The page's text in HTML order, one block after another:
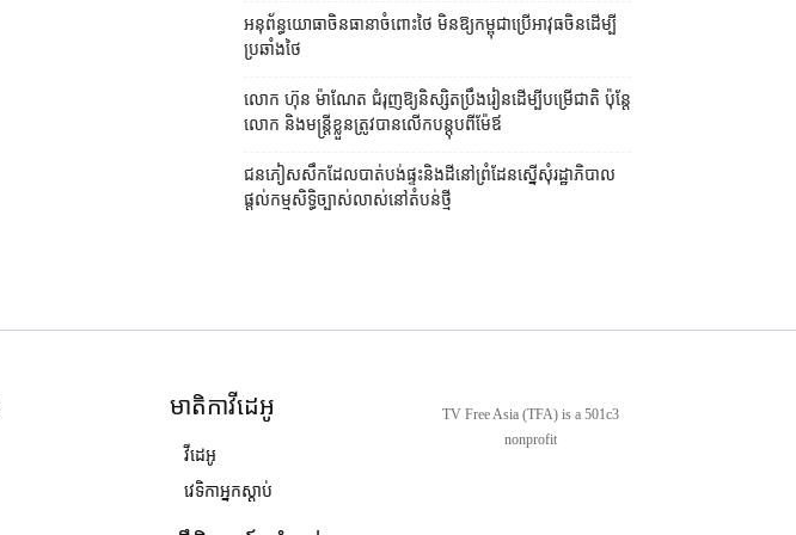
អនុព័ន្ធយោធា​ចិន​ធានា​ចំពោះ​ថៃ មិន​ឱ្យ​កម្ពុជា​ប្រើ​អាវុធ​ចិន​ដើម្បី​
ប្រឆាំង​ថៃ ​
លោក ហ៊ុន ម៉ាណែត ជំរុញ​ឱ្យ​និស្សិត​ប្រឹងរៀន​ដើម្បី​បម្រើ​ជាតិ ប៉ុន្តែ​
លោក និង​មន្ត្រី​​ខ្លួន​ត្រូវ​បាន​លើក​បន្តុប​ពី​ម៉ែឪ
ជនភៀសសឹក​ដែល​បាត់បង់​ផ្ទះ​និង​ដី​នៅ​ព្រំដែន​ស្នើសុំ​រដ្ឋាភិបាល​
ផ្តល់​កម្មសិទ្ធិ​ច្បាស់លាស់​នៅ​តំបន់​ថ្មី
មាតិកាវីដេអូ
វីដេអូ
វេទិកាអ្នកស្ដាប់
TV Free Asia (TFA) is a 501c3
nonprofit